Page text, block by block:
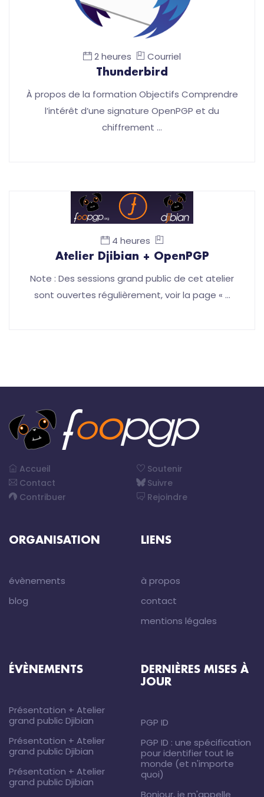
2 heures Courriel
Thunderbird
À propos de la formation Objectifs Comprendre
l’intérêt d’une signature OpenPGP et du
chiffrement …
4 heures
Atelier Djibian + OpenPGP
Note : Des sessions grand public de cet atelier
sont ouvertes régulièrement, voir la page « …
Accueil
Contact
Contribuer
Soutenir
Suivre
Rejoindre
ORGANISATION
évènements
blog
LIENS
à propos
contact
mentions légales
ÉVÈNEMENTS
Présentation + Atelier
grand public Djibian
Présentation + Atelier
grand public Djibian
Présentation + Atelier
grand public Djibian
DERNIÈRES MISES À
JOUR
PGP ID
PGP ID : une spécification
pour identifier tout le
monde (et n'importe
quoi)